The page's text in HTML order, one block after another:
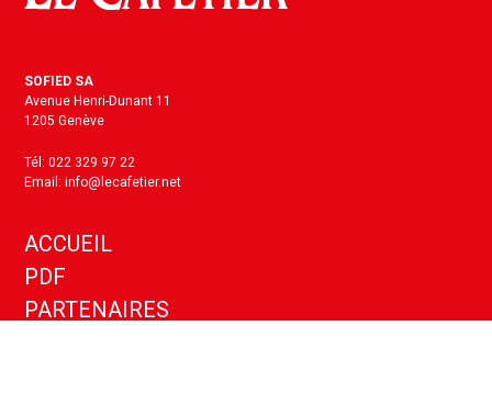
SOFIED SA
Avenue Henri-Dunant 11
1205 Genève
Tél: 022 329 97 22
Email: info@lecafetier.net
ACCUEIL
PDF
PARTENAIRES